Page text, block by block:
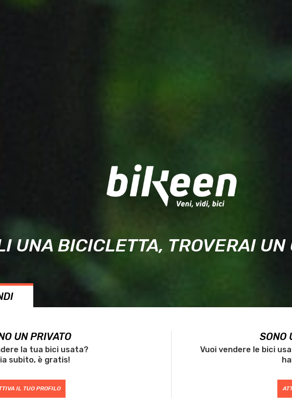
UNA BICICLETTA, TROVERAI UN
UN PRIVATO
la tua bici usata?
subito, è gratis!
IL TUO PROFILO
SONO
Vuoi vendere le bici